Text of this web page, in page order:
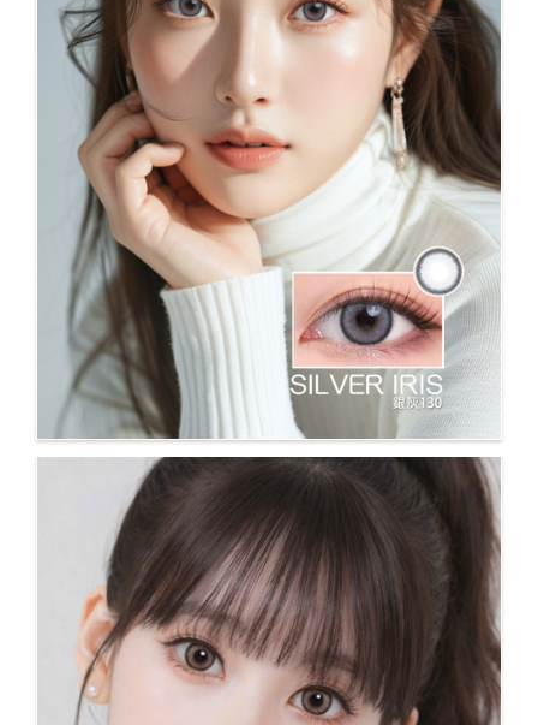
NO.130 SILVER IRIS 2025新 顯色混血款 14.2